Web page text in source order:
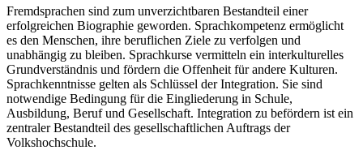
Fremdsprachen sind zum unverzichtbaren Bestandteil einer
erfolgreichen Biographie geworden. Sprachkompetenz ermöglicht
es den Menschen, ihre beruflichen Ziele zu verfolgen und
unabhängig zu bleiben. Sprachkurse vermitteln ein interkulturelles
Grundverständnis und fördern die Offenheit für andere Kulturen.
Sprachkenntnisse gelten als Schlüssel der Integration. Sie sind
notwendige Bedingung für die Eingliederung in Schule,
Ausbildung, Beruf und Gesellschaft. Integration zu befördern ist ein
zentraler Bestandteil des gesellschaftlichen Auftrags der
Volkshochschule.